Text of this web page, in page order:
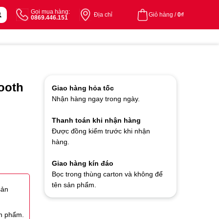
Gọi mua hàng:
0869.446.151
Địa chỉ Giỏ hàng /0₫
phẩm.
Giao hàng hỏa tốc
Nhận hàng ngay trong ngày.
Thanh toán khi nhận hàng
Được đồng kiểm trước khi nhận
hàng.
Giao hàng kín đáo
Bọc trong thùng carton và không để
tên sản phẩm.